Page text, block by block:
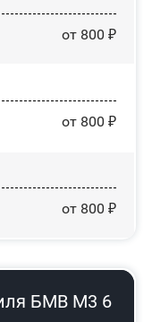
от 800 ₽
от 800 ₽
от 800 ₽
БМВ М3 6